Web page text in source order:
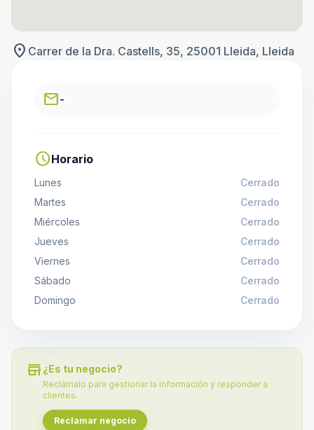
location_on Carrer de la Dra. Castells, 35, 25001 Lleida, Lleida
email-
scheduleHorario
Lunes
Cerrado
Martes
Cerrado
Miércoles
Cerrado
Jueves
Cerrado
Viernes
Cerrado
Sábado
Cerrado
Domingo
Cerrado
store ¿Es tu negocio?
Reclámalo para gestionar la información y responder a
clientes.
Reclamar negocio